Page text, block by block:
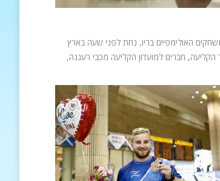
האולימפיים בריו, נחת לפני שעה בארץ
חברים למועדון הקליעה מכבי רעננה,